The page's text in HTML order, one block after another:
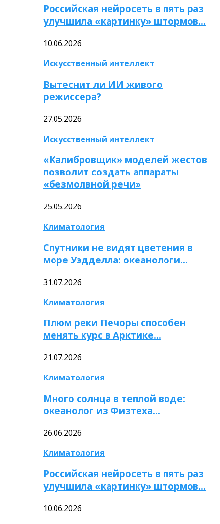
Российская нейросеть в пять раз
улучшила «картинку» штормов…
10.06.2026
Искусственный интеллект
Вытеснит ли ИИ живого
режиссера?
27.05.2026
Искусственный интеллект
«Калибровщик» моделей жестов
позволит создать аппараты
«безмолвной речи»
25.05.2026
Климатология
Спутники не видят цветения в
море Уэдделла: океанологи…
31.07.2026
Климатология
Плюм реки Печоры способен
менять курс в Арктике…
21.07.2026
Климатология
Много солнца в теплой воде:
океанолог из Физтеха…
26.06.2026
Климатология
Российская нейросеть в пять раз
улучшила «картинку» штормов…
10.06.2026